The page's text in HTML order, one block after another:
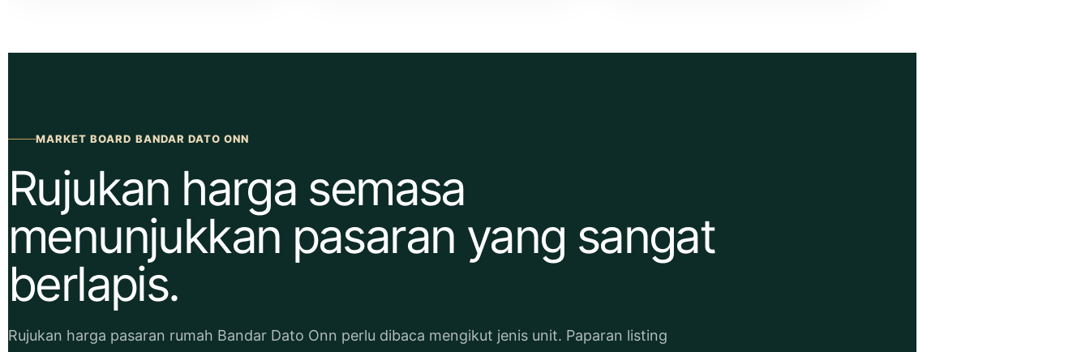
MARKET BOARD BANDAR DATO ONN
Rujukan harga semasa
menunjukkan pasaran yang sangat
berlapis.
Rujukan harga pasaran rumah Bandar Dato Onn perlu dibaca mengikut jenis unit. Paparan listing